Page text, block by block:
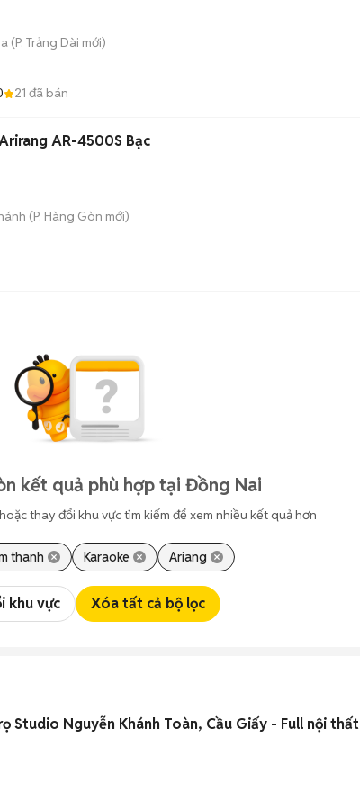
(P. Trảng Dài mới)
21 đã bán
AR-4500S Bạc
(P. Hàng Gòn mới)
kết quả phù hợp tại Đồng Nai
thay đổi khu vực tìm kiếm để xem nhiều kết quả hơn
thanh Karaoke Ariang
khu vực Xóa tất cả bộ lọc
Studio Nguyễn Khánh Toàn, Cầu Giấy - Full nội thất